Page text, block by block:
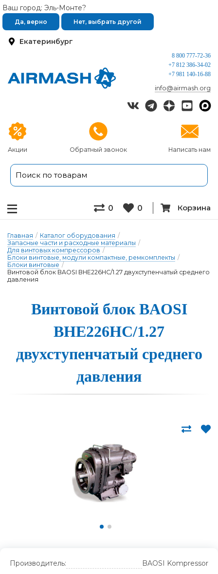
Екатеринбург
Ваш город: Эль-Монте?
Да, верно Нет, выбрать другой
Акции Обратный звонок Написать нам
8 800 777-72-36
+7 812 386-34-02
+7 981 140-16-88
info@airmash.org
0 0 Корзина
Главная / Каталог оборудования /
Запасные части и расходные материалы /
Для винтовых компрессоров /
Блоки винтовые, модули компактные, ремкомплекты /
Блоки винтовые /
Винтовой блок BAOSI BHE226HC/1.27 двухступенчатый среднего
давления
Винтовой блок BAOSI
BHE226HC/1.27
двух­сту­пен­ча­тый сред­не­го
дав­ле­ния
Производитель:
BAOSI Kompressor